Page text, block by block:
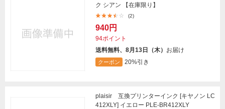
ク シアン 【在庫限り】
(2)
940円
94ポイント
送料無料、8月13日（木） お届け
クーポン 20%引き
plaisir 互換プリンターインク [キヤノン LC
412XLY] イエロー PLE-BR412XLY